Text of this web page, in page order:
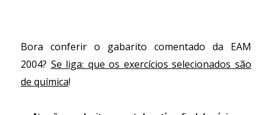
Bora conferir o gabarito comentado da EAM
2004? Se liga: que os exercícios selecionados são
de química!